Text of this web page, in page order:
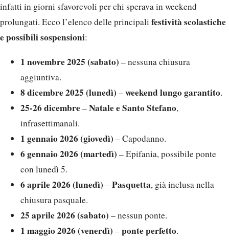
infatti in giorni sfavorevoli per chi sperava in weekend
prolungati. Ecco l’elenco delle principali festività scolastiche
e possibili sospensioni:
1 novembre 2025 (sabato) – nessuna chiusura
aggiuntiva.
8 dicembre 2025 (lunedì) –weekend lungo garantito.
25-26 dicembre–Natale e Santo Stefano,
infrasettimanali.
1 gennaio 2026 (giovedì) – Capodanno.
6 gennaio 2026 (martedì) – Epifania, possibile ponte
con lunedì 5.
6 aprile 2026 (lunedì) –Pasquetta, già inclusa nella
chiusura pasquale.
25 aprile 2026 (sabato) – nessun ponte.
1 maggio 2026 (venerdì) –ponte perfetto.